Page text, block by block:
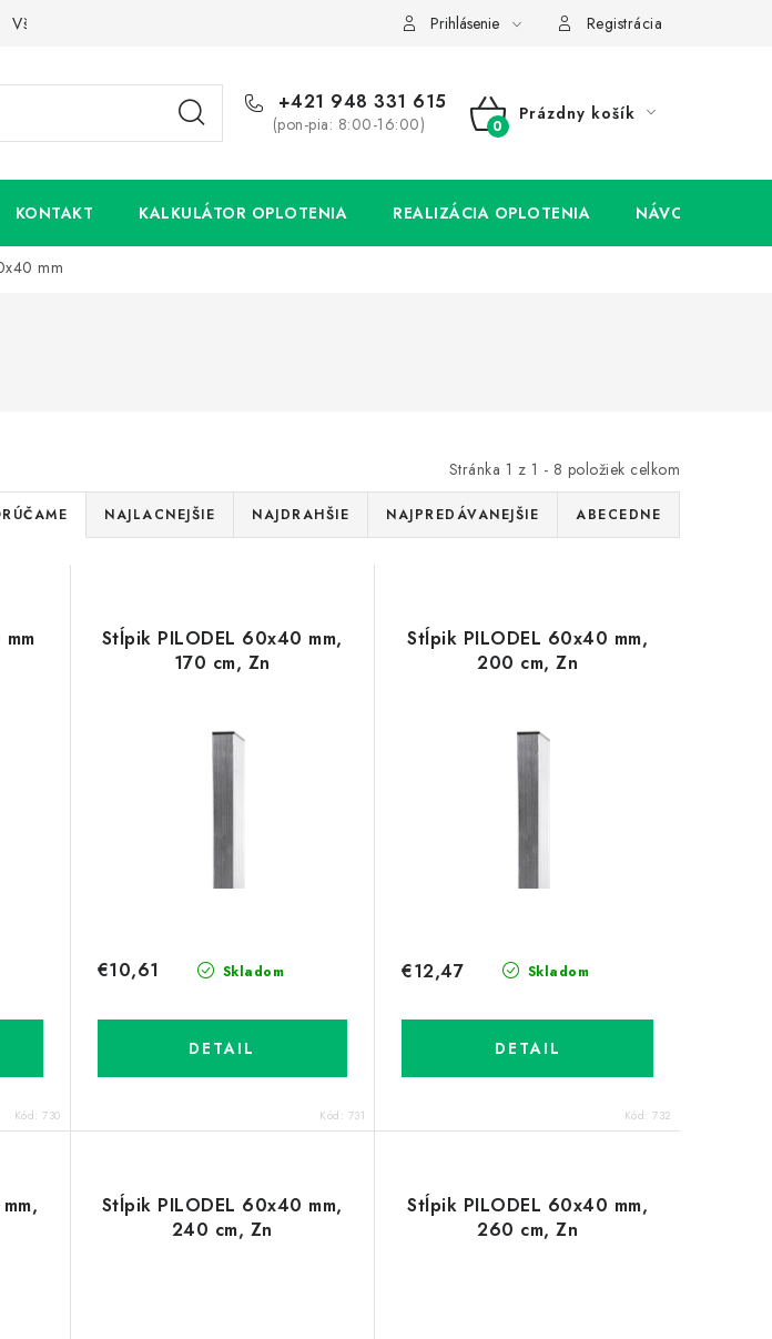
Všetko o súboroch cookies Prihlásenie Registrácia
+421 948 331 615
(pon-pia: 8:00-16:00)
NÁKUPNÝ
Prázdny košík
KONTAKT KALKULÁTOR OPLOTENIA REALIZÁCIA OPLOTENIA NÁVODY
mm
Stránka 1 z 1 - 8 položiek celkom
NAJLACNEJŠIE NAJDRAHŠIE NAJPREDÁVANEJŠIE ABECEDNE
Kód:730
Stĺpik PILODEL 60x40 mm,
170 cm, Zn
Skladom
€10,61
DETAIL
Kód: 731
Stĺpik PILODEL 60x40 mm,
200 cm, Zn
Skladom
€12,47
DETAIL
Kód:732
Stĺpik PILODEL 60x40 mm,
240 cm, Zn
Stĺpik PILODEL 60x40 mm,
260 cm, Zn